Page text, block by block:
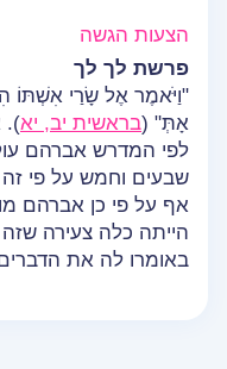
הצעות הגשה
פרשת לך לך
"וַיֹּאמֶר אֶל שָׂרַי אִשְׁתּוֹ
אָתְּ" (בראשית יב, יא).
לפי המדרש אברהם
שבעים וחמש על פי
אף על פי כן אברהם
הייתה כלה צעירה
באומרו לה את